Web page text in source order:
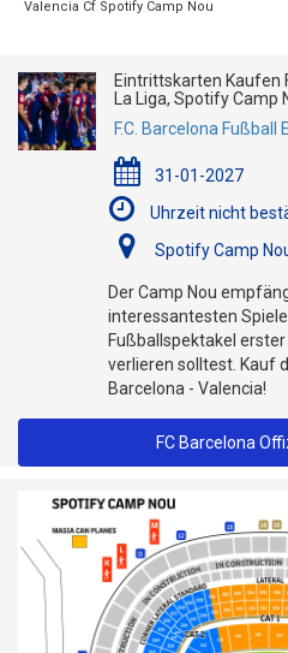
Valencia Cf Spotify Camp Nou
Eintrittskarten Kaufen
La Liga, Spotify Camp
F.C. Barcelona
31-01-2027
Uhrzeit nicht
Spotify Camp
Der Camp Nou
interessantesten Spiele
Fußballspektakel
verlieren solltest. Kauf
Barcelona - Valencia!
FC Barcelona